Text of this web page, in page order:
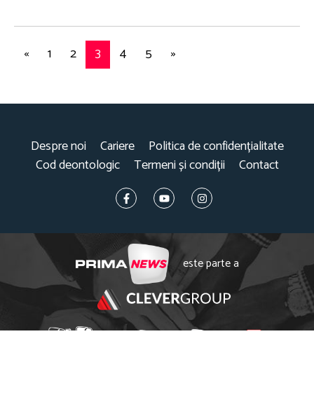
« 1 2 3 4 5 »
Despre noi Cariere
Politica de confidențialitate
Cod deontologic
Termeni și condiții Contact
este parte a